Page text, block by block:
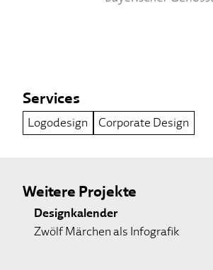
Services
Logodesign Corporate Design
Weitere Projekte
Designkalender
Zwölf Märchen als Infografik